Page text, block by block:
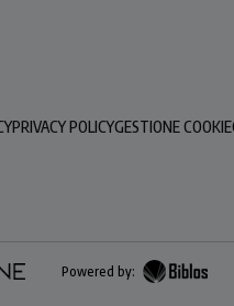
PRIVACY POLICYGESTIONE COOKIE
Powered by: